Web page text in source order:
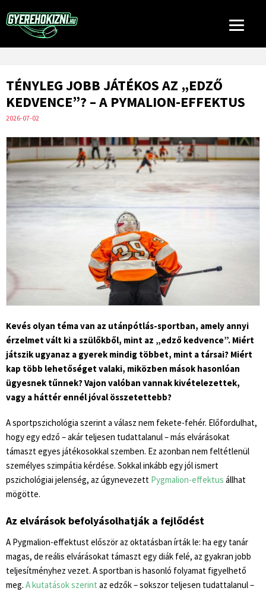
TÉNYLEG JOBB JÁTÉKOS AZ „EDZŐ
KEDVENCE”? – A PYMALION-EFFEKTUS
2026-07-02
Kevés olyan téma van az utánpótlás-sportban, amely annyi
érzelmet vált ki a szülőkből, mint az „edző kedvence”. Miért
játszik ugyanaz a gyerek mindig többet, mint a társai? Miért
kap több lehetőséget valaki, miközben mások hasonlóan
ügyesnek tűnnek? Vajon valóban vannak kivételezettek,
vagy a háttér ennél jóval összetettebb?
A sportpszichológia szerint a válasz nem fekete-fehér. Előfordulhat,
hogy egy edző – akár teljesen tudattalanul – más elvárásokat
támaszt egyes játékosokkal szemben. Ez azonban nem feltétlenül
személyes szimpátia kérdése. Sokkal inkább egy jól ismert
pszichológiai jelenség, az úgynevezett Pygmalion-effektus állhat
mögötte.
Az elvárások befolyásolhatják a fejlődést
A Pygmalion-effektust először az oktatásban írták le: ha egy tanár
magas, de reális elvárásokat támaszt egy diák felé, az gyakran jobb
teljesítményhez vezet. A sportban is hasonló folyamat figyelhető
meg. A kutatások szerint az edzők – sokszor teljesen tudattalanul –